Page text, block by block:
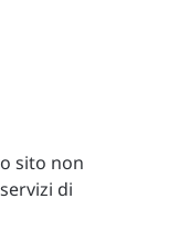
sito non
di